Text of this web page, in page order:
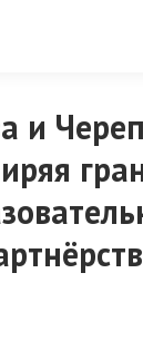
и
Вы здесь: